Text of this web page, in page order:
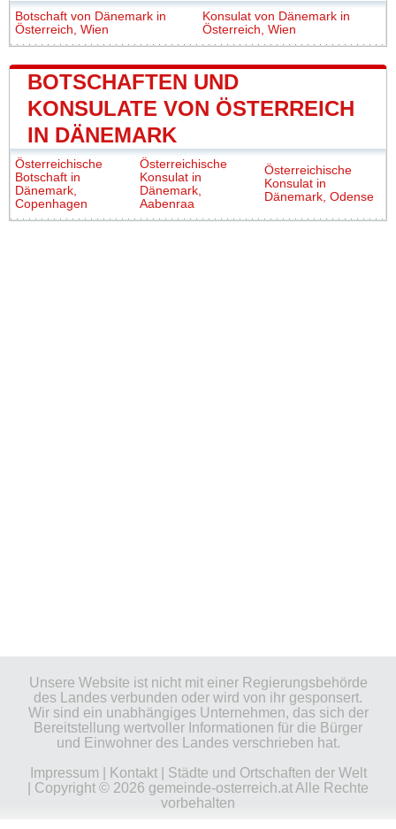
Botschaft von Dänemark in
Österreich, Wien
Konsulat von Dänemark in
Österreich, Wien
BOTSCHAFTEN UND
KONSULATE VON ÖSTERREICH
IN DÄNEMARK
Österreichische
Botschaft in
Dänemark,
Copenhagen
Österreichische
Konsulat in
Dänemark,
Aabenraa
Österreichische
Konsulat in
Dänemark, Odense
Unsere Website ist nicht mit einer Regierungsbehörde
des Landes verbunden oder wird von ihr gesponsert.
Wir sind ein unabhängiges Unternehmen, das sich der
Bereitstellung wertvoller Informationen für die Bürger
und Einwohner des Landes verschrieben hat.
Impressum
Kontakt| Städte und Ortschaften der Welt
| Copyright © 2026 gemeinde-osterreich.at Alle Rechte
vorbehalten